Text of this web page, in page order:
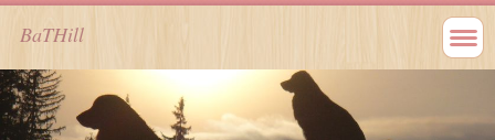
BaTHill